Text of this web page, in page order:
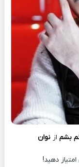
بشم از نوان
دهید!